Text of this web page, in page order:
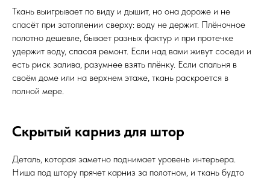
Ткань выигрывает по виду и дышит, но она дороже и не
спасёт при затоплении сверху: воду не держит. Плёночное
полотно дешевле, бывает разных фактур и при протечке
удержит воду, спасая ремонт. Если над вами живут соседи и
есть риск залива, разумнее взять плёнку. Если спальня в
своём доме или на верхнем этаже, ткань раскроется в
полной мере.
Скрытый карниз для штор
Деталь, которая заметно поднимает уровень интерьера.
Ниша под штору прячет карниз за полотном, и ткань будто